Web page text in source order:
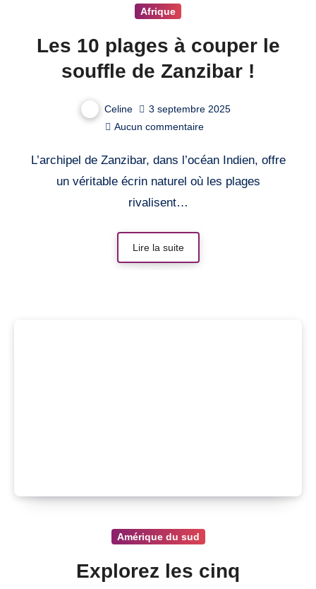
Afrique
Les 10 plages à couper le
souffle de Zanzibar !
Celine
3 septembre 2025
Aucun commentaire
L’archipel de Zanzibar, dans l’océan Indien, offre
un véritable écrin naturel où les plages
rivalisent…
Lire la suite
Amérique du sud
Explorez les cinq